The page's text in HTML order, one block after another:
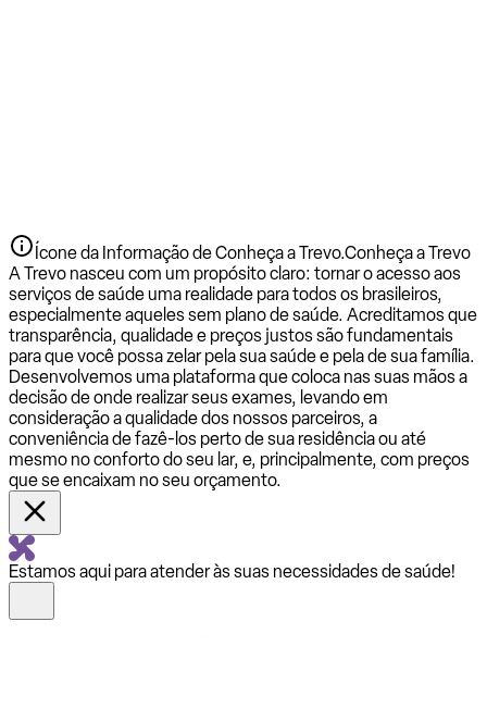
Ícone da Informação de Conheça a Trevo.Conheça a Trevo
A Trevo nasceu com um propósito claro: tornar o acesso aos
serviços de saúde uma realidade para todos os brasileiros,
especialmente aqueles sem plano de saúde. Acreditamos que
transparência, qualidade e preços justos são fundamentais
para que você possa zelar pela sua saúde e pela de sua família.
Desenvolvemos uma plataforma que coloca nas suas mãos a
decisão de onde realizar seus exames, levando em
consideração a qualidade dos nossos parceiros, a
conveniência de fazê-los perto de sua residência ou até
mesmo no conforto do seu lar, e, principalmente, com preços
que se encaixam no seu orçamento.
Estamos aqui para atender às suas necessidades de saúde!